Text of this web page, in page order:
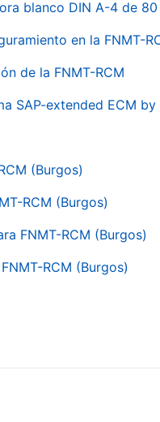
blanco DIN A-4 de 80
en la FNMT-
de la FNMT-RCM
SAP-extended ECM by
(Burgos)
RCM (Burgos)
FNMT-RCM (Burgos)
RCM (Burgos)